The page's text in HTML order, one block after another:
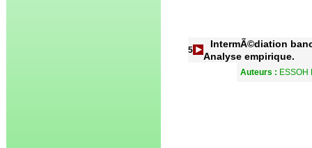
5
IntermÃ©diation
Analyse empirique.
Auteurs :